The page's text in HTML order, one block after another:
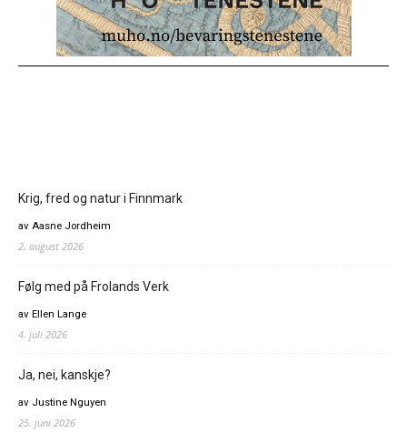
Krig, fred og natur i Finnmark
av Aasne Jordheim
2. august 2026
Følg med på Frolands Verk
av Ellen Lange
4. juli 2026
Ja, nei, kanskje?
av Justine Nguyen
25. juni 2026